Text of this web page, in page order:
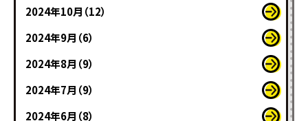
2024年10月（12）
2024年9月（6）
2024年8月（9）
2024年7月（9）
2024年6月（8）